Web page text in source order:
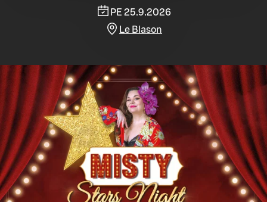
PE 25.9.2026
Le Blason